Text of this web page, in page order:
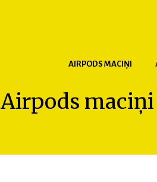
AIRPODS MACIŅI
Airpods maciņi